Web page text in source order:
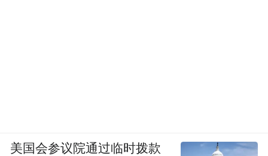
美国会参议院通过临时拨款